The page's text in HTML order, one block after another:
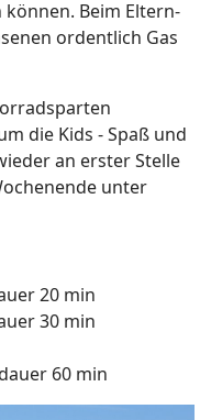
Beim Eltern-
ordentlich Gas
die Kids - Spaß und
an erster Stelle
unter
20 min
30 min
60 min